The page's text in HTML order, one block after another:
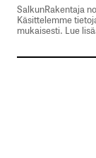
SalkunRakentaja
Käsittelemme
mukaisesti. Lue